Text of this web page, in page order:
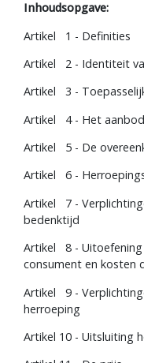
Supplementen
Snacks
Blogs
Advies
Inloggen
Populaire
producttags
glutenvrij
Inhoudsopgave:
Artikel 1 - Definities
Artikel 2 - Identiteit
Artikel 3 -
Artikel 4 - Het aanbod
Artikel 5 - De
Artikel 6 -
Artikel 7 -
bedenktijd
Artikel 8 -
consument en kosten
Artikel 9 -
herroeping
Artikel 10 - Uitsluiting